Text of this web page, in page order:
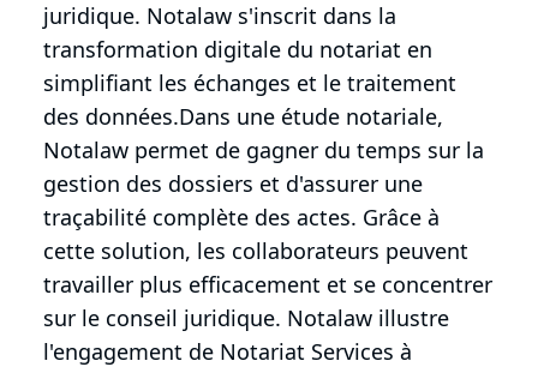
juridique. Notalaw s'inscrit dans la
transformation digitale du notariat en
simplifiant les échanges et le traitement
des données.Dans une étude notariale,
Notalaw permet de gagner du temps sur la
gestion des dossiers et d'assurer une
traçabilité complète des actes. Grâce à
cette solution, les collaborateurs peuvent
travailler plus efficacement et se concentrer
sur le conseil juridique. Notalaw illustre
l'engagement de Notariat Services à